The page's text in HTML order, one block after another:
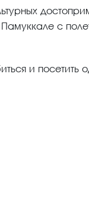
с
и посетить